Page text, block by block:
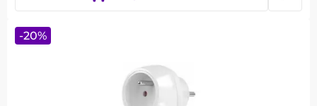
-20%